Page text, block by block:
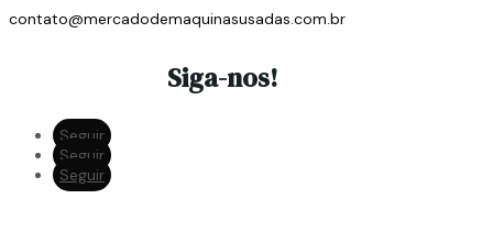
contato@mercadodemaquinasusadas.com.br
Siga-nos!
Seguir
Seguir
Seguir